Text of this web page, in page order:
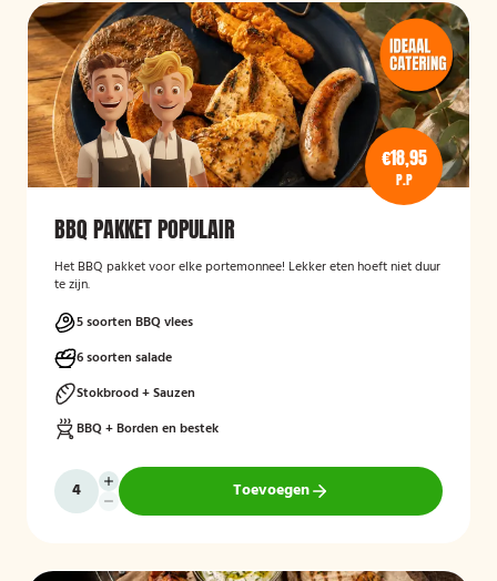
€18,95
P.P
BBQ PAKKET POPULAIR
Het BBQ pakket voor elke portemonnee! Lekker eten hoeft niet duur
te zijn.
5 soorten BBQ vlees
6 soorten salade
Stokbrood + Sauzen
BBQ + Borden en bestek
Toevoegen